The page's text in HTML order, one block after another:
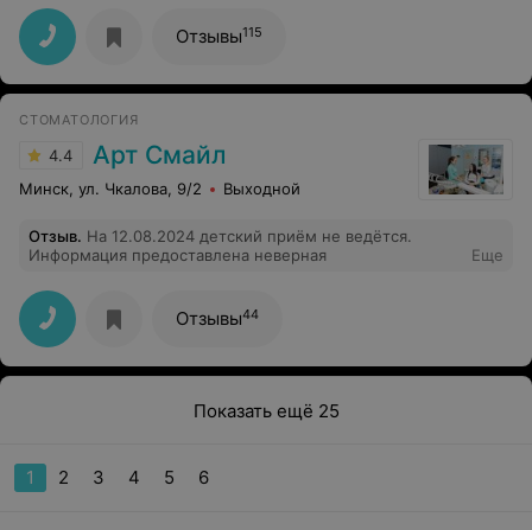
барахлит.Врач,не понравилась вообще,с ребенком
никакого контакта.Никакого подхода не было.Открой
рот и всё,более того сама бы к таком врачу не села! за
5мин=35р
хорошем качестве .Хорошо ,что есть ещё такие
квалифицированные специалисты .Спасибо большое
Отзывы115
СТОМАТОЛОГИЯ
4.4 Арт Смайл
Минск, ул. Чкалова, 9/2 Выходной
Отзыв. На 12.08.2024 детский приём не ведётся.
Информация предоставлена неверная
Еще
Отзывы44
Показать ещё 25
1 2 3 4 5 6